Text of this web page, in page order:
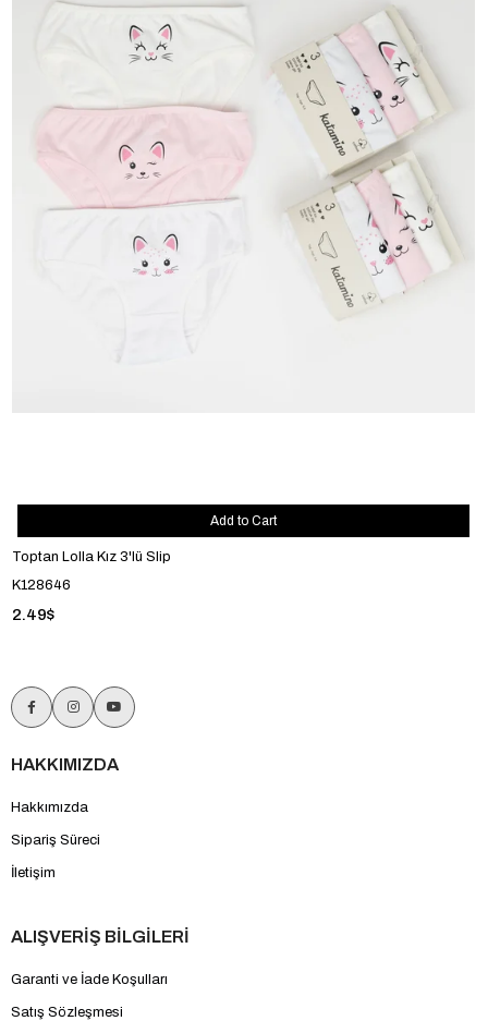
Toptan Lolla Kız 3'lü Slip
K128646
2.49$
Add to Cart
HAKKIMIZDA
Hakkımızda
Sipariş Süreci
İletişim
ALIŞVERİŞ BİLGİLERİ
Garanti ve İade Koşulları
Satış Sözleşmesi